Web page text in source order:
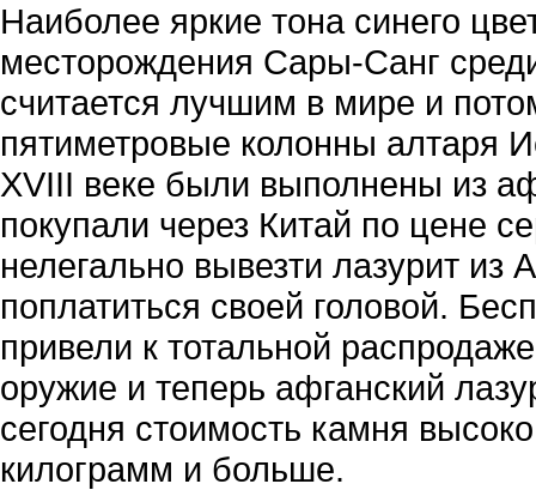
Наиболее яркие тона синего
месторождения Сары-Санг
считается лучшим в мире и
пятиметровые колонны алтаря
XVIII веке были выполнены из
покупали через Китай по цене
нелегально вывезти лазурит из
поплатиться своей головой.
привели к тотальной
оружие и теперь афганский
сегодня стоимость камня
килограмм и больше.